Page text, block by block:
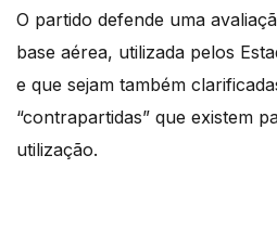
O partido defende uma
base aérea, utilizada pelos
e que sejam também
“contrapartidas” que existem
utilização.